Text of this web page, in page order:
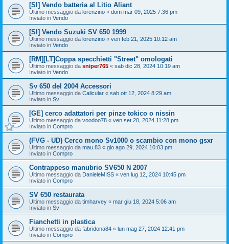
[SI] Vendo batteria al Litio Aliant
Ultimo messaggio da lorenzino « dom mar 09, 2025 7:36 pm
Inviato in Vendo
[SI] Vendo Suzuki SV 650 1999
Ultimo messaggio da lorenzino « ven feb 21, 2025 10:12 am
Inviato in Vendo
[RM][LT]Coppa specchietti "Street" omologati
Ultimo messaggio da sniper765 « sab dic 28, 2024 10:19 am
Inviato in Vendo
Sv 650 del 2004 Accessori
Ultimo messaggio da Calicular « sab ott 12, 2024 8:29 am
Inviato in Sv
[GE] cerco adattatori per pinze tokico o nissin
Ultimo messaggio da voodoo78 « ven set 20, 2024 11:28 pm
Inviato in Compro
(FVG - UD) Cerco mono Sv1000 o scambio con mono gsxr
Ultimo messaggio da mau.83 « gio ago 29, 2024 10:03 pm
Inviato in Compro
Contrappeso manubrio SV650 N 2007
Ultimo messaggio da DanieleMISS « ven lug 12, 2024 10:45 pm
Inviato in Compro
SV 650 restaurata
Ultimo messaggio da timharvey « mar giu 18, 2024 5:06 am
Inviato in Sv
Fianchetti in plastica
Ultimo messaggio da fabridona84 « lun mag 27, 2024 12:41 pm
Inviato in Compro